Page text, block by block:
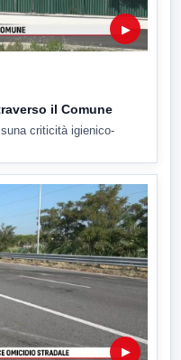
▶
il Comune
criticità igienico-
▶